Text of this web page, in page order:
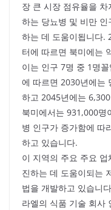
장 큰 시장 점유율을
하는 당뇨병 및 비만
하는 데 도움이됩니다.
터에 따르면 북미에는
이는 인구 7명 중 1명
에 따르면 2030년에는
하고 2045년에는
북미에서는 931,000명
병 인구가 증가함에 따
하고 있습니다.
이 지역의 주요 주요
진하는 데 도움이되는
법을 개발하고 있습니
라엘의 식품 기술 회사